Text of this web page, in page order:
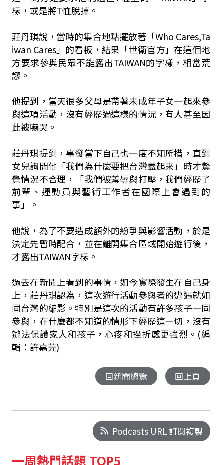
樣，或是將T恤脫掉。
莊丹琪說，當時的集合地點擺放著「Who Cares,Ta
iwan Cares」的看板，結果「世衛官方」在這個地
方要求參與民眾不能露出TAIWAN的字樣，相當荒
謬。
他提到，當天很多父母是帶著未成年子女一起來參
與這項活動，沒有經歷過這樣的情況，有人甚至因
此被嚇哭。
莊丹琪提到，事發當下自己也一度不知所措，直到
女兒詢問他「我們為什麼要把台灣蓋起來」時才驚
覺情況不合理，「我們被羞辱與打壓，我們經歷了
前輩、運動員與藝術工作者在國際上會遇到的
事」。
他說，為了不要造成額外的紛爭與影響活動，於是
決定先暫時配合，並在離開集合區域開始遊行後，
才露出TAIWAN字樣。
過去在新聞上看到的事情，如今實際發生在自己身
上，莊丹琪認為，這次遊行活動參與者的遭遇就如
同台灣的縮影。特別是這次的活動有許多孩子一同
參與，在什麼都不知道的情形下經歷這一切，沒有
辦法保護家人和孩子，心疼和挫折感更強烈。(編
輯：許嘉芫)
回新聞總覽 回上頁
Podcasts URL 訂閱複製
一周熱門話題 TOP5